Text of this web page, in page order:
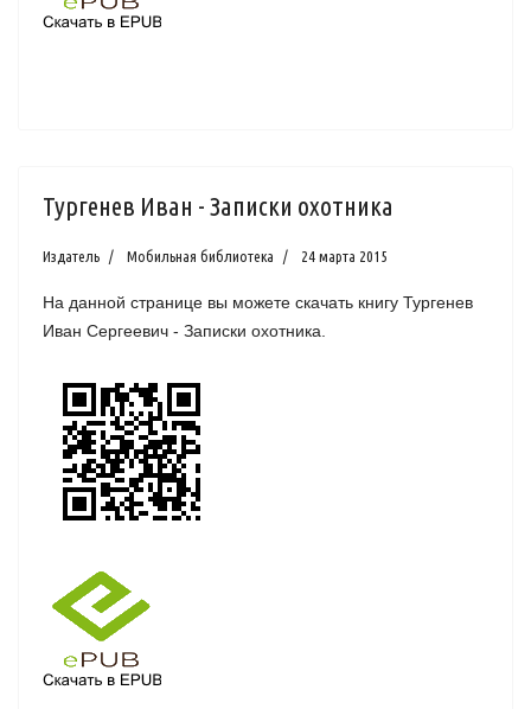
Тургенев Иван - Записки охотника
Издатель Мобильная библиотека 24 марта 2015
На данной странице вы можете скачать книгу Тургенев
Иван Сергеевич - Записки охотника.